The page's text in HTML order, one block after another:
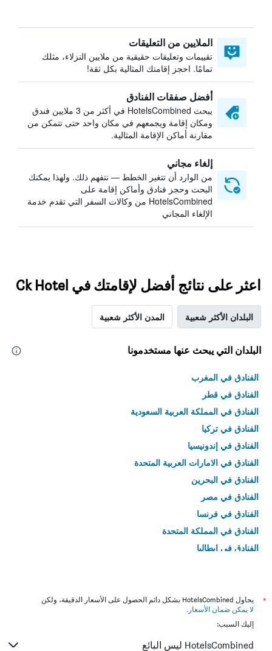
الملايين من التعليقات
تقييمات وتعليقات حقيقية من ملايين النزلاء، مثلك
تمامًا. احجز إقامتك المثالية بكل ثقة!
أفضل صفقات الفنادق
يبحث HotelsCombined في أكثر من 3 ملايين فندق
ومكان إقامة ويجمعهم في مكان واحد حتى تتمكن من
مقارنة أماكن الإقامة المثالية.
إلغاء مجاني
من الوارد أن تتغير الخطط — نتفهم ذلك. ولهذا يمكنك
البحث وحجز فنادق وأماكن إقامة على
HotelsCombined من وكالات السفر التي تقدم خدمة
الإلغاء المجاني
اعثر على نتائج أفضل لإقامتك في Ck Hotel
البلدان الأكثر شعبية المدن الأكثر شعبية
البلدان التي يبحث عنها مستخدمونا
الفنادق في المغرب
الفنادق في قطر
الفنادق في المملكة العربية السعودية
الفنادق في تركيا
الفنادق في إندونيسيا
الفنادق في الامارات العربية المتحدة
الفنادق في البحرين
الفنادق في مصر
الفنادق في فرنسا
الفنادق في المملكة المتحدة
الفنادق في إيطاليا
*
يحاول HotelsCombined بشكل دائم الحصول على الأسعار الدقيقة، ولكن
لا يمكن ضمان الأسعار .
إليك السبب:
HotelsCombined ليس البائع